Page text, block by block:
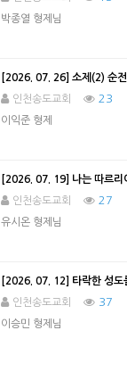
박종열 형제님
[2026. 07. 26] 소제(2) 순
인천송도교회
23
이익준 형제
[2026. 07. 19] 나는 따르리
인천송도교회
27
유시온 형제님
[2026. 07. 12] 타락한 성도
인천송도교회
37
이승민 형제님